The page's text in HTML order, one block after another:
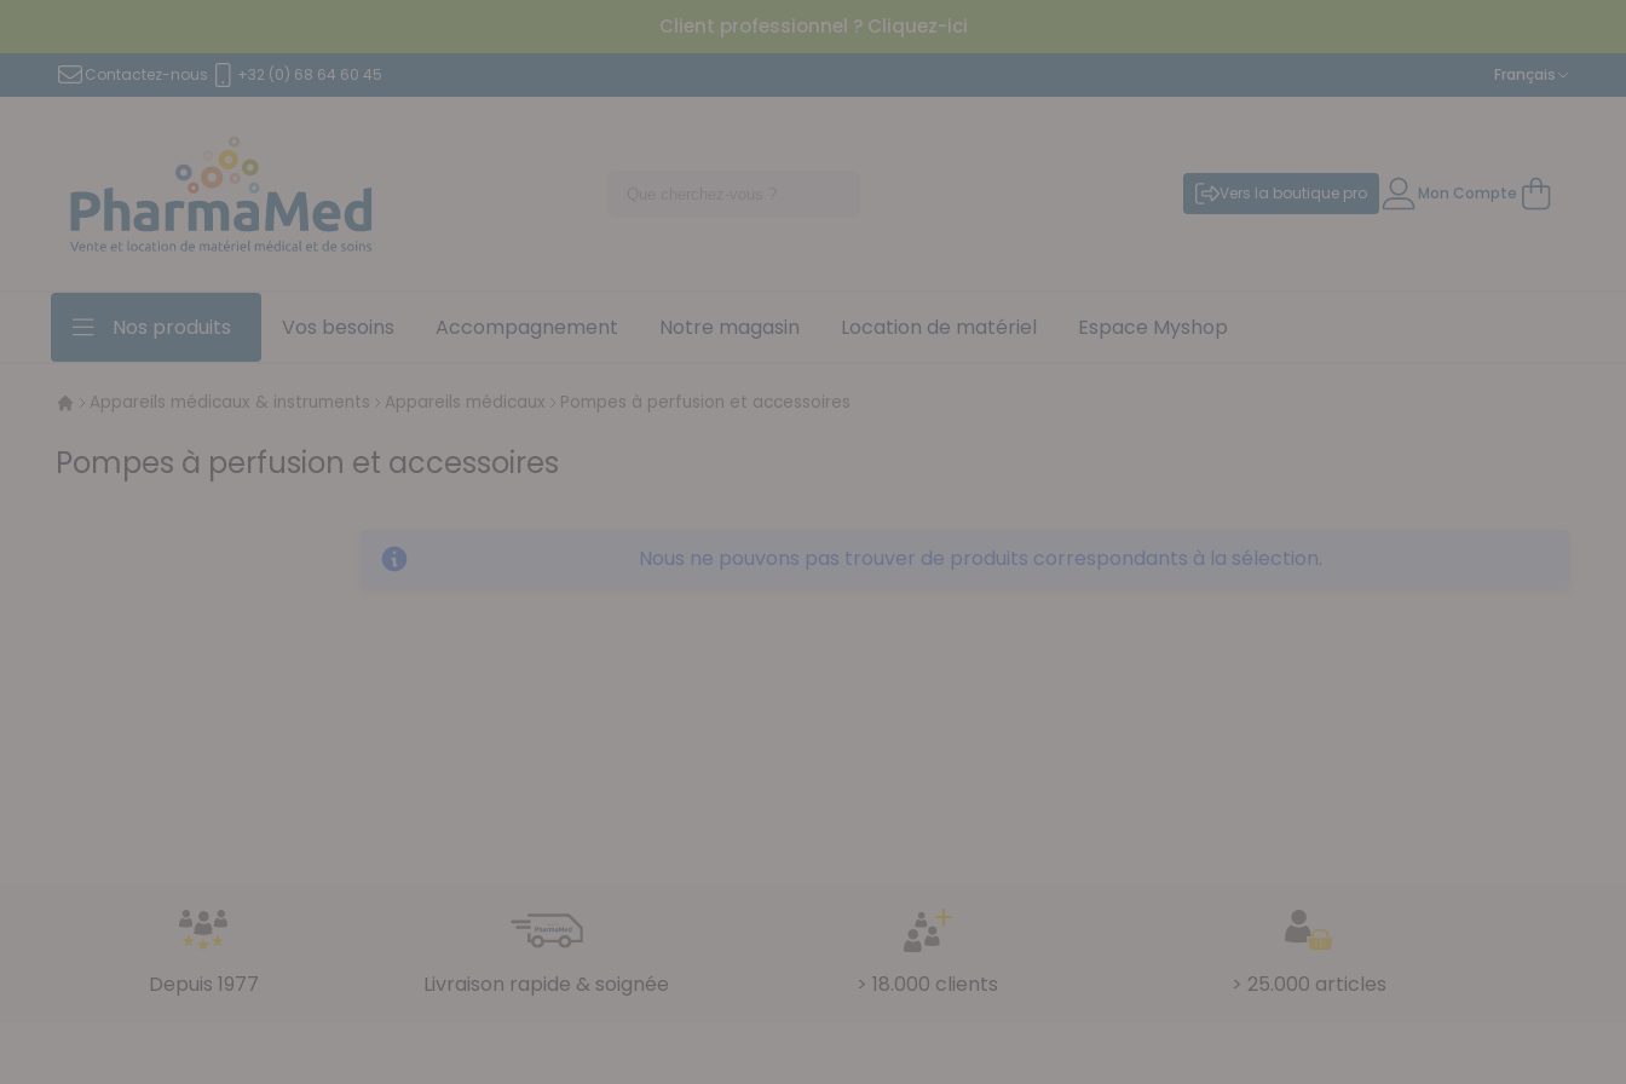
Client professionnel ? Cliquez-ici
Aller au contenu
Contactez-nous +32 (0) 68 64 60 45 Langue
Français
Vers la boutique pro Mon Compte Mon panier
Nos produits Vos besoins Accompagnement Notre magasin Location de matériel Espace Myshop
Appareils médicaux & instruments Appareils médicaux Pompes à perfusion et accessoires
Pompes à perfusion et accessoires
Nous ne pouvons pas trouver de produits correspondants à la sélection.
Depuis 1977 Livraison rapide & soignée > 18.000 clients > 25.000 articles